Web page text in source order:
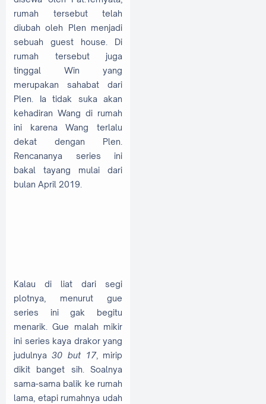
rumah tersebut telah
diubah oleh Plen menjadi
sebuah guest house. Di
rumah tersebut juga
tinggal Win yang
merupakan sahabat dari
Plen. Ia tidak suka akan
kehadiran Wang di rumah
ini karena Wang terlalu
dekat dengan Plen.
Rencananya series ini
bakal tayang mulai dari
bulan April 2019.
Kalau di liat dari segi
plotnya, menurut gue
series ini gak begitu
menarik. Gue malah mikir
ini series kaya drakor yang
judulnya30 but 17, mirip
dikit banget sih. Soalnya
sama-sama balik ke rumah
lama, etapi rumahnya udah